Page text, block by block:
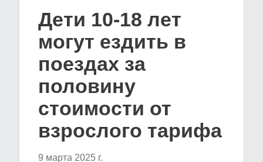
Дети 10-18 лет
могут ездить в
поездах за
половину
стоимости от
взрослого тарифа
9 марта 2025 г.